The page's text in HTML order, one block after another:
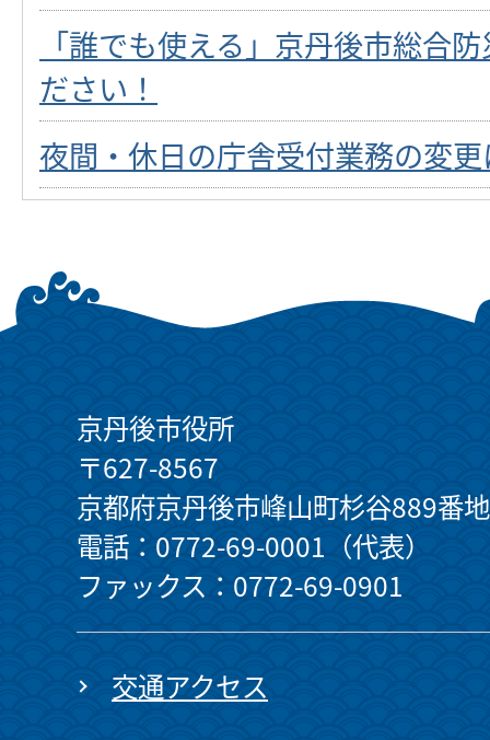
「誰でも使える」京丹後市総合
ださい！
夜間・休日の庁舎受付業務の変
京丹後市役所
〒627-8567
京都府京丹後市峰山町杉谷889番地
電話：0772-69-0001（代表）
ファックス：0772-69-0901
交通アクセス